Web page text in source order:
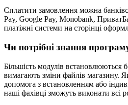
Сплатити замовлення можна
Pay, Google Pay, Monobank,
платіжні системи на сторінці
Чи потрібні знання
Більшість модулів встановлюються
вимагають зміни файлів магазину.
допомога з встановленням або
наші фахівці зможуть виконати всі